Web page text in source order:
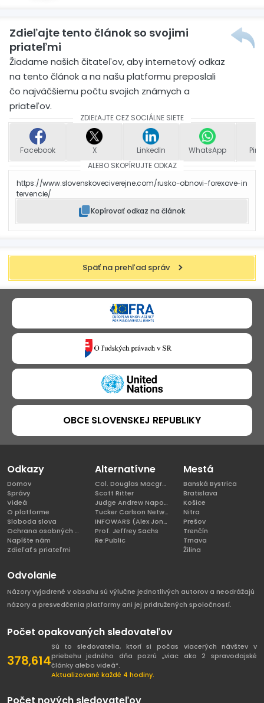
Zdieľajte tento článok so svojimi
priateľmi
Žiadame našich čitateľov, aby internetový odkaz
na tento článok a na našu platformu preposlali
čo najväčšiemu počtu svojich známych a
priateľov.
ZDIEĽAJTE CEZ SOCIÁLNE SIETE
Facebook X LinkedIn WhatsApp
ALEBO SKOPÍRUJTE ODKAZ
https://www.slovenskoveciverejne.com/rusko-obnovi-forexove-in
tervencie/
Kopírovať odkaz na článok
Späť na prehľad správ
OBCE SLOVENSKEJ REPUBLIKY
Odkazy
Domov
Správy
Videá
O platforme
Sloboda slova
Ochrana osobných údajov
Napíšte nám
Zdieľať s priateľmi
Alternatívne
Col. Douglas Macgregor, Ph.D
Scott Ritter
Judge Andrew Napolitano
Tucker Carlson Network
INFOWARS (Alex Jones)
Prof. Jeffrey Sachs
Re:Public
Mestá
Banská Bystrica
Bratislava
Košice
Nitra
Prešov
Trenčín
Trnava
Žilina
Odvolanie
Názory vyjadrené v obsahu sú výlučne jednotlivých autorov a neodrážajú
názory a presvedčenia platformy ani jej pridružených spoločností.
Počet opakovaných sledovateľov
378,614
Sú to sledovatelia, ktorí si počas viacerých návštev v
priebehu jedného dňa pozrú „viac ako 2 spravodajské
články alebo videá“.
Aktualizované každé 4 hodiny.